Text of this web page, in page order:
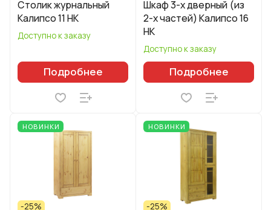
Столик журнальный
Калипсо 11 НК
Доступно к заказу
Подробнее
Шкаф 3-х дверный (из
2-х частей) Калипсо 16
НК
Доступно к заказу
Подробнее
НОВИНКИ
-25%
НОВИНКИ
-25%